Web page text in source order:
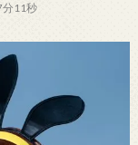
分11秒